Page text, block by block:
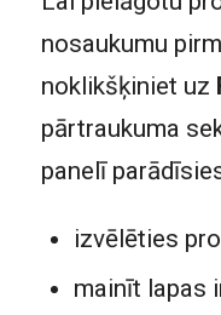
nosaukumu
noklikšķiniet uz
pārtraukuma
panelī
izvēlēties
mainīt lapas